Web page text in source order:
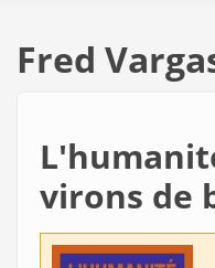
Fred
virons de